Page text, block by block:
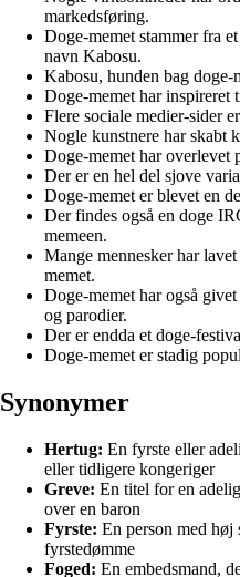
markedsføring.
Doge-memet stammer fra
navn Kabosu.
Kabosu, hunden bag doge-
Doge-memet har inspireret
Flere sociale medier-sider
Nogle kunstnere har skabt
Doge-memet har overlevet
Der er en hel del sjove
Doge-memet er blevet en
Der findes også en doge
memeen.
Mange mennesker har
memet.
Doge-memet har også
og parodier.
Der er endda et doge-
Doge-memet er stadig
Synonymer
Hertug: En fyrste eller
eller tidligere kongeriger
Greve: En titel for en
over en baron
Fyrste: En person med høj
fyrstedømme
Foged: En embedsmand,